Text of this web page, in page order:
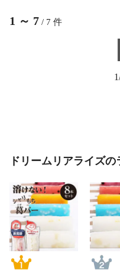
1 ～ 7 / 7 件
ドリームリアライズ